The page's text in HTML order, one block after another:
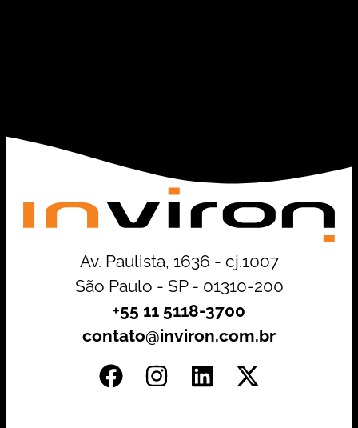
Av. Paulista, 1636 - cj.1007
São Paulo - SP - 01310-200
+55 11 5118-3700
contato@inviron.com.br